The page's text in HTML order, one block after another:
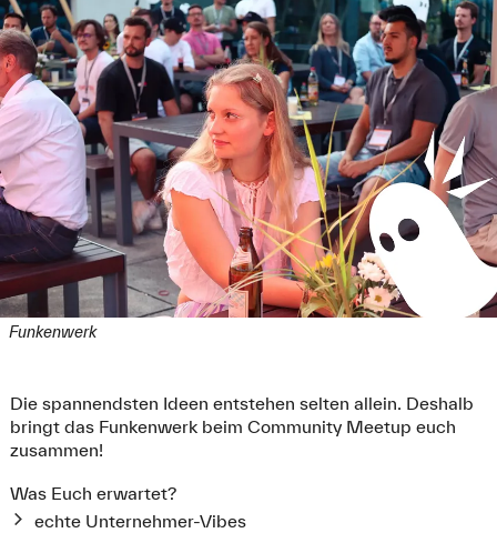
Funkenwerk
Die spannendsten Ideen entstehen selten allein. Deshalb
bringt das Funkenwerk beim Community Meetup euch
zusammen!
Was Euch erwartet?
echte Unternehmer-Vibes